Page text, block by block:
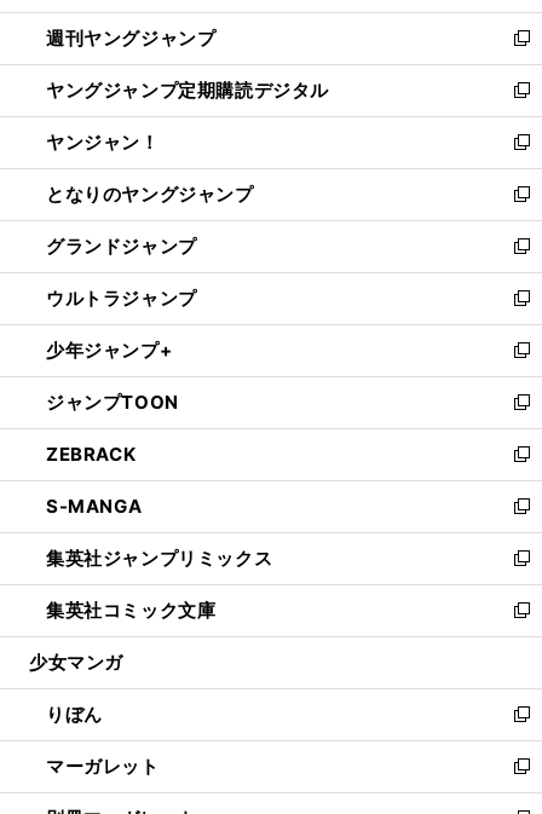
開
く
ウ
で
開
く
ン
ド
ウ
で
開
く
ウ
ィ
ン
ド
ウ
で
開
く
週刊ヤングジャンプ
新
し
い
ウ
ィ
ン
ド
ウ
で
開
く
ヤングジャンプ定期購読デジタル
新
し
い
ウ
ィ
ン
ド
ウ
で
開
く
ヤンジャン！
新
し
い
ウ
ィ
ン
ド
ウ
で
開
く
となりのヤングジャンプ
新
し
い
ウ
ィ
ン
ド
ウ
で
開
く
グランドジャンプ
新
し
い
ウ
ィ
ン
ド
ウ
で
開
く
ウルトラジャンプ
新
し
い
ウ
ィ
ン
ド
ウ
で
開
く
少年ジャンプ+
新
し
い
ウ
ィ
ン
ド
ウ
で
開
く
ジャンプTOON
新
し
い
ウ
ィ
ン
ド
ウ
で
開
ZEBRACK
新
し
い
ウ
ィ
ン
ド
ウ
開
く
S-MANGA
新
し
い
ウ
ィ
ン
ウ
で
開
く
集英社ジャンプリミックス
新
し
い
ウ
ン
ド
ウ
で
開
集英社コミック文庫
新
し
ウ
ィ
ン
ド
ウ
少女マンガ
りぼん
新
し
い
ウ
マーガレット
新
し